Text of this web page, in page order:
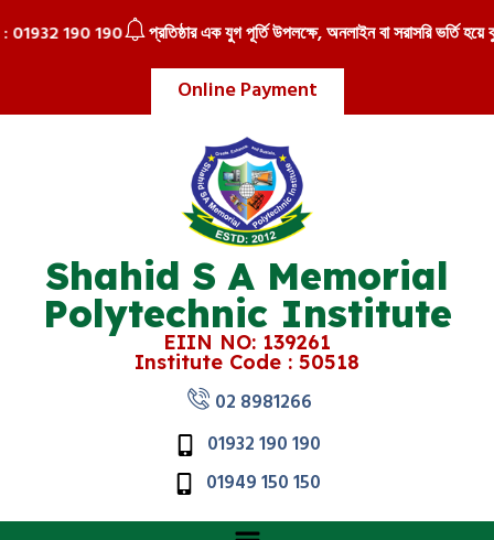
Online Payment
190 190 প্রতিষ্ঠার এক যুগ পূর্তি উপলক্ষে, অনলাইন বা সরাসরি ভর্তি হয়ে
Shahid S A Memorial
Polytechnic Institute
EIIN NO: 139261
Institute Code : 50518
02 8981266
01932 190 190
01949 150 150